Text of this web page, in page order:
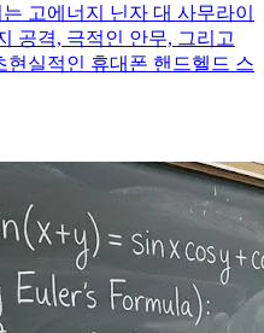
고에너지 닌자 대 사무라이
공격, 극적인 안무, 그리고
실적인 휴대폰 핸드헬드 스